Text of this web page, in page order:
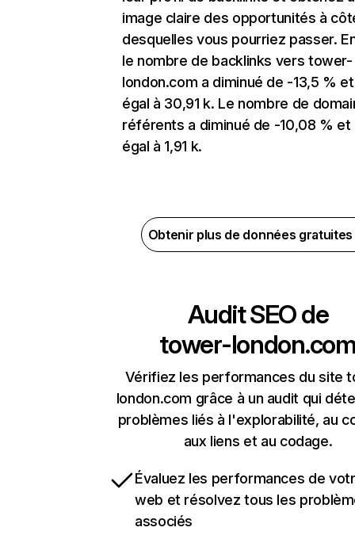
image claire des opportunités à
desquelles vous pourriez passer.
le nombre de backlinks vers tower-
london.com a diminué de -13,5 %
égal à 30,91 k. Le nombre de
référents a diminué de -10,08 % et
égal à 1,91 k.
Obtenir plus de données
Audit SEO de
tower-
Vérifiez les performances du site
london.com grâce à un audit qui
problèmes liés à l'explorabilité, au
aux liens et au codage.
Évaluez les performances de
web et résolvez tous les
associés